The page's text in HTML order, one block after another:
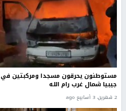
مستوطنون يحرقون مسجدا ومركبتين في
جيبيا شمال غرب رام الله
2 شهرين، 3 أسابيع ago